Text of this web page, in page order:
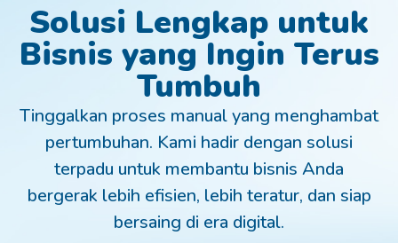
Solusi Lengkap untuk
Bisnis yang Ingin Terus
Tumbuh
Tinggalkan proses manual yang menghambat
pertumbuhan. Kami hadir dengan solusi
terpadu untuk membantu bisnis Anda
bergerak lebih efisien, lebih teratur, dan siap
bersaing di era digital.